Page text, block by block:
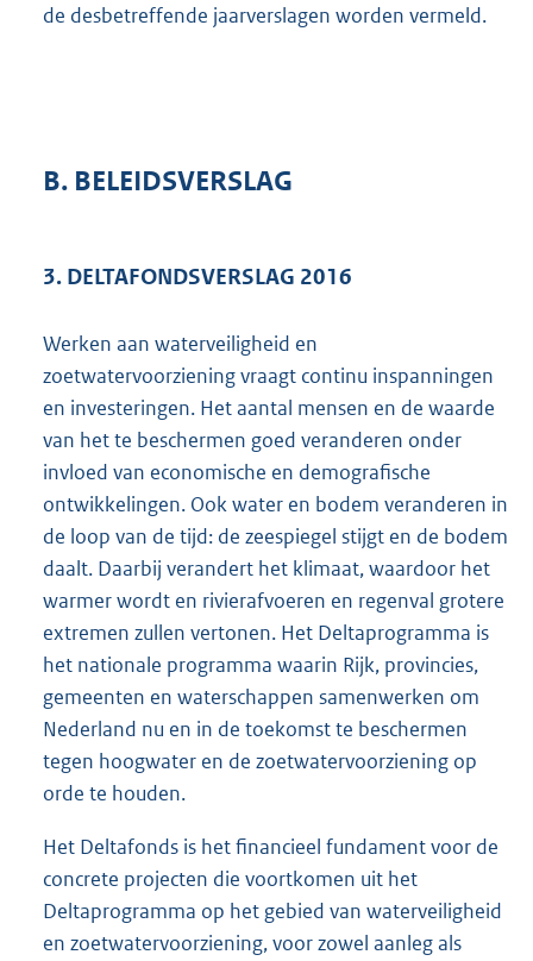
de desbetreffende jaarverslagen worden vermeld.
B. BELEIDSVERSLAG
3. DELTAFONDSVERSLAG 2016
Werken aan waterveiligheid en
zoetwatervoorziening vraagt continu inspanningen
en investeringen. Het aantal mensen en de waarde
van het te beschermen goed veranderen onder
invloed van economische en demografische
ontwikkelingen. Ook water en bodem veranderen in
de loop van de tijd: de zeespiegel stijgt en de bodem
daalt. Daarbij verandert het klimaat, waardoor het
warmer wordt en rivierafvoeren en regenval grotere
extremen zullen vertonen. Het Deltaprogramma is
het nationale programma waarin Rijk, provincies,
gemeenten en waterschappen samenwerken om
Nederland nu en in de toekomst te beschermen
tegen hoogwater en de zoetwatervoorziening op
orde te houden.
Het Deltafonds is het financieel fundament voor de
concrete projecten die voortkomen uit het
Deltaprogramma op het gebied van waterveiligheid
en zoetwatervoorziening, voor zowel aanleg als